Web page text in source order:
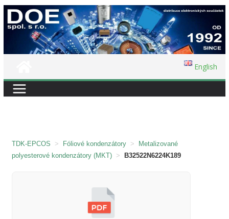
Přeskočit
na
English
TDK-EPCOS > Fóliové kondenzátory >
Metalizované
polyesterové kondenzátory (MKT) > B32522N6224K189